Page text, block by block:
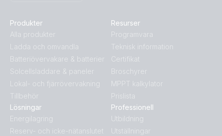
Produkter
Alla produkter
Ladda och omvandla
Batteriövervakare & batterier
Solcellsladdare & paneler
Lokal- och fjärrövervakning
Tillbehör
Lösningar
Energilagring
Reserv- och icke-nätanslutet
Resurser
Programvara
Teknisk information
Certifikat
Broschyrer
MPPT kalkylator
Prislista
Professionell
Utbildning
Utställningar